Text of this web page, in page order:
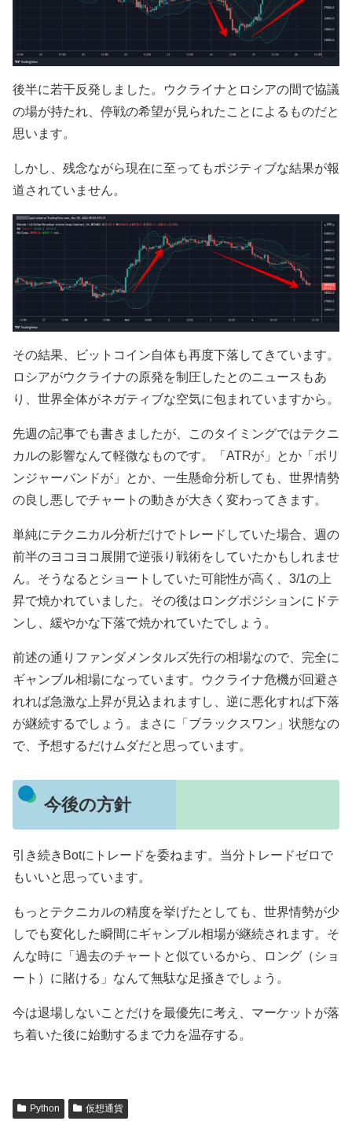
後半に若干反発しました。ウクライナとロシアの間で協議
の場が持たれ、停戦の希望が見られたことによるものだと
思います。
しかし、残念ながら現在に至ってもポジティブな結果が報
道されていません。
その結果、ビットコイン自体も再度下落してきています。
ロシアがウクライナの原発を制圧したとのニュースもあ
り、世界全体がネガティブな空気に包まれていますから。
先週の記事でも書きましたが、このタイミングではテクニ
カルの影響なんて軽微なものです。「ATRが」とか「ボリ
ンジャーバンドが」とか、一生懸命分析しても、世界情勢
の良し悪しでチャートの動きが大きく変わってきます。
単純にテクニカル分析だけでトレードしていた場合、週の
前半のヨコヨコ展開で逆張り戦術をしていたかもしれませ
ん。そうなるとショートしていた可能性が高く、3/1の上
昇で焼かれていました。その後はロングポジションにドテ
ンし、緩やかな下落で焼かれていたでしょう。
前述の通りファンダメンタルズ先行の相場なので、完全に
ギャンブル相場になっています。ウクライナ危機が回避さ
れれば急激な上昇が見込まれますし、逆に悪化すれば下落
が継続するでしょう。まさに「ブラックスワン」状態なの
で、予想するだけムダだと思っています。
今後の方針
引き続きBotにトレードを委ねます。当分トレードゼロで
もいいと思っています。
もっとテクニカルの精度を挙げたとしても、世界情勢が少
しでも変化した瞬間にギャンブル相場が継続されます。そ
んな時に「過去のチャートと似ているから、ロング（ショ
ート）に賭ける」なんて無駄な足掻きでしょう。
今は退場しないことだけを最優先に考え、マーケットが落
ち着いた後に始動するまで力を温存する。
Python 仮想通貨